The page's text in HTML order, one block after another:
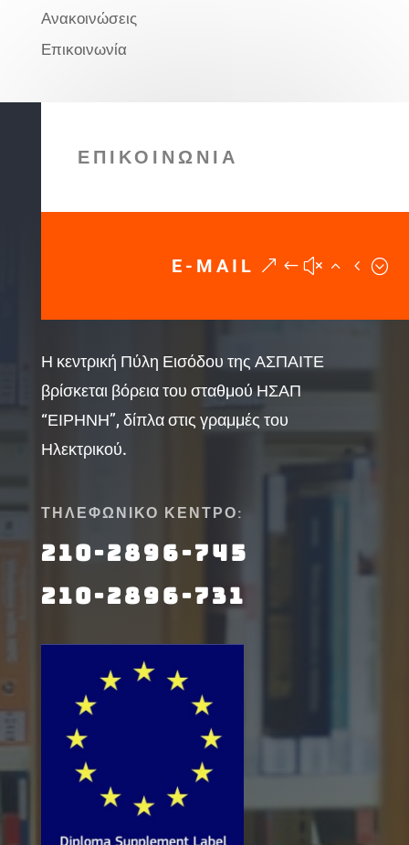
Ανακοινώσεις
Επικοινωνία
ΕΠΙΚΟΙΝΩΝΙΑ
E-MAIL
Η κεντρική Πύλη Εισόδου της ΑΣΠΑΙΤΕ
βρίσκεται βόρεια του σταθμού ΗΣΑΠ
“ΕΙΡΗΝΗ”, δίπλα στις γραμμές του
Ηλεκτρικού.
ΤΗΛΕΦΩΝΙΚΟ ΚΕΝΤΡΟ:
210-2896-745
210-2896-731